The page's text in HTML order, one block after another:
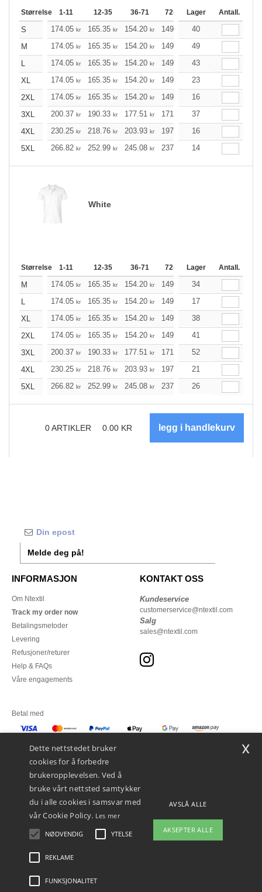
Størrelse 1-11 12-35 36-71 72-143 144-287
Lager Antall.
S 174.05 kr 165.35 kr 154.20 kr 149.19 141.72
40
M
174.05 kr 165.35 kr 154.20 kr 149.19 141.72
49
L
174.05 kr 165.35 kr 154.20 kr 149.19 141.72
43
XL
174.05 kr 165.35 kr 154.20 kr 149.19 141.72
23
2XL
174.05 kr 165.35 kr 154.20 kr 149.19 141.72
16
3XL
200.37 kr 190.33 kr 177.51 kr 171.71 163.12
37
4XL
230.25 kr 218.76 kr 203.93 kr 197.36 187.54
16
5XL
266.82 kr 252.99 kr 245.08 kr 237.27 225.34
14
White
Størrelse 1-11 12-35 36-71 72-143 144-287
Lager Antall.
M 174.05 kr 165.35 kr 154.20 kr 149.19 141.72
34
L
174.05 kr 165.35 kr 154.20 kr 149.19 141.72
17
XL
174.05 kr 165.35 kr 154.20 kr 149.19 141.72
38
2XL
174.05 kr 165.35 kr 154.20 kr 149.19 141.72
41
3XL
200.37 kr 190.33 kr 177.51 kr 171.71 163.12
52
4XL
230.25 kr 218.76 kr 203.93 kr 197.36 187.54
21
5XL
266.82 kr 252.99 kr 245.08 kr 237.27 225.34
26
0ARTIKLER 0.00 KR
Melde deg på!
INFORMASJON
Om Ntextil
Track my order now
Betalingsmetoder
Levering
Refusjoner/returer
Help & FAQs
Våre engagements
KONTAKT OSS
Kundeservice
customerservice@ntextil.com
Salg
sales@ntextil.com
Betal med
Juridiske merknader
Dette nettstedet bruker
cookies for å forbedre
brukeropplevelsen. Ved å
bruke vårt nettsted samtykker
du i alle cookies i samsvar med
vår Cookie Policy. Les mer
NØDVENDIG YTELSE
REKLAME
FUNKSJONALITET
AVSLÅ ALLE
AKSEPTER ALLE
x